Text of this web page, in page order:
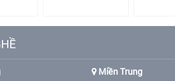
Miền Trung